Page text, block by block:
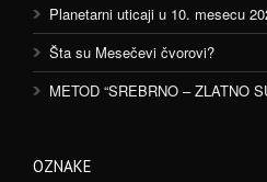
Planetarni uticaji u 10. mesecu
Šta su Mesečevi čvorovi?
METOD “SREBRNO – ZLATNO
OZNAKE